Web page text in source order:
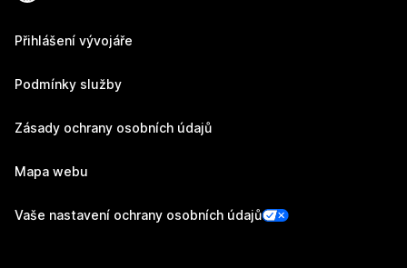
Přihlášení vývojáře
Podmínky služby
Zásady ochrany osobních údajů
Mapa webu
Vaše nastavení ochrany osobních údajů